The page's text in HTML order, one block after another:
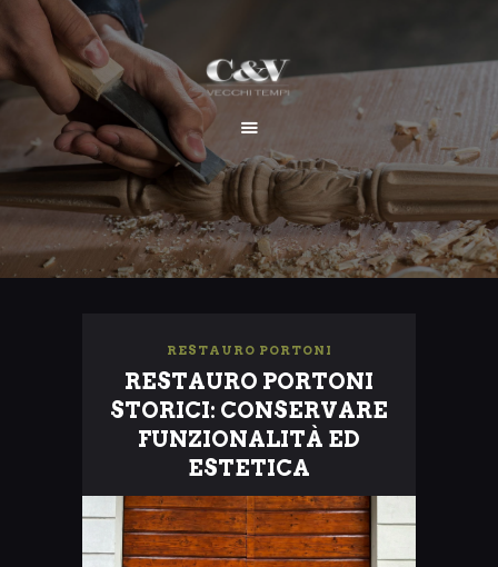
HOME
CHI SIAMO
SERVIZI
I NOSTRI LAVORI
CONTATTI
RESTAURO PORTONI
RESTAURO PORTONI
STORICI: CONSERVARE
FUNZIONALITÀ ED
ESTETICA